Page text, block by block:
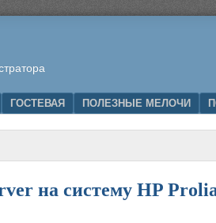
ГОСТЕВАЯ ПОЛЕЗНЫЕ МЕЛОЧИ
на систему HP